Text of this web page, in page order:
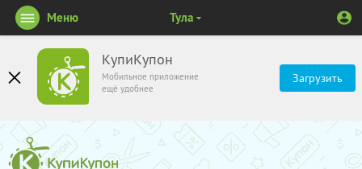
КупиКупон
Мобильное приложение
ещё удобнее
Загрузить
Меню Тула